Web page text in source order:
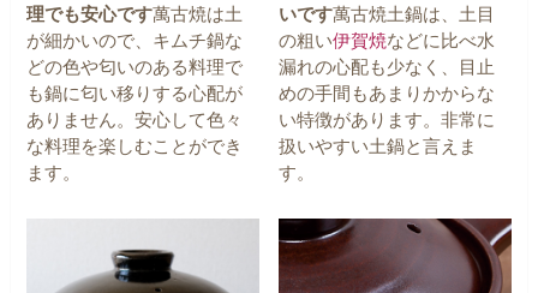
理でも安心です萬古焼は土
が細かいので、キムチ鍋な
どの色や匂いのある料理で
も鍋に匂い移りする心配が
ありません。安心して色々
な料理を楽しむことができ
ます。
いです萬古焼土鍋は、土目
の粗い伊賀焼などに比べ水
漏れの心配も少なく、目止
めの手間もあまりかからな
い特徴があります。非常に
扱いやすい土鍋と言えま
す。